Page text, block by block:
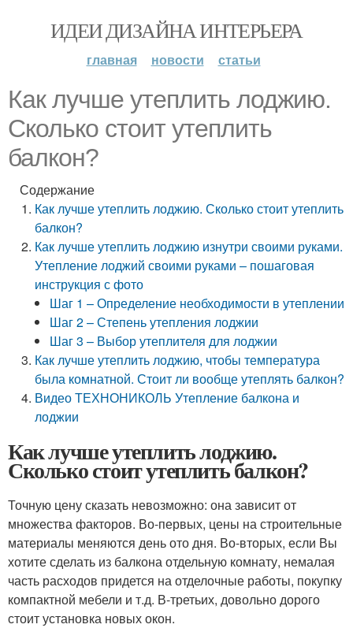
ИДЕИ ДИЗАЙНА ИНТЕРЬЕРА
главная новости статьи
Как лучше утеплить лоджию.
Сколько стоит утеплить
балкон?
Содержание
Как лучше утеплить лоджию. Сколько стоит утеплить
балкон?
Как лучше утеплить лоджию изнутри своими руками.
Утепление лоджий своими руками – пошаговая
инструкция с фото
Шаг 1 – Определение необходимости в утеплении
Шаг 2 – Степень утепления лоджии
Шаг 3 – Выбор утеплителя для лоджии
Как лучше утеплить лоджию, чтобы температура
была комнатной. Стоит ли вообще утеплять балкон?
Видео ТЕХНОНИКОЛЬ Утепление балкона и
лоджии
Как лучше утеплить лоджию.
Сколько стоит утеплить балкон?
Точную цену сказать невозможно: она зависит от
множества факторов. Во-первых, цены на строительные
материалы меняются день ото дня. Во-вторых, если Вы
хотите сделать из балкона отдельную комнату, немалая
часть расходов придется на отделочные работы, покупку
компактной мебели и т.д. В-третьих, довольно дорого
стоит установка новых окон.